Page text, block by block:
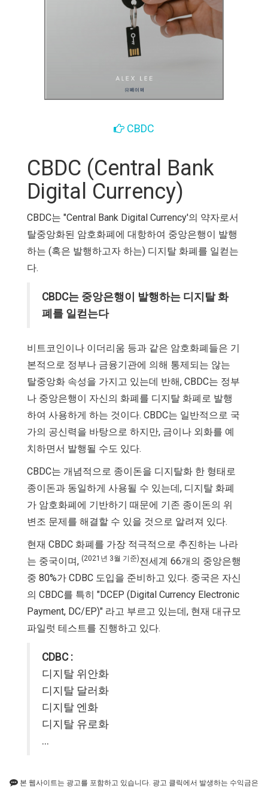
CBDC
CBDC (Central Bank
Digital Currency)
CBDC는 "Central Bank Digital Currency'의 약자로서
탈중앙화된 암호화폐에 대항하여 중앙은행이 발행
하는 (혹은 발행하고자 하는) 디지탈 화폐를 일컫는
다.
CBDC는 중앙은행이 발행하는 디지탈 화
폐를 일컫는다
비트코인이나 이더리움 등과 같은 암호화폐들은 기
본적으로 정부나 금융기관에 의해 통제되는 않는
탈중앙화 속성을 가지고 있는데 반해, CBDC는 정부
나 중앙은행이 자신의 화폐를 디지탈 화폐로 발행
하여 사용하게 하는 것이다. CBDC는 일반적으로 국
가의 공신력을 바탕으로 하지만, 금이나 외화를 예
치하면서 발행될 수도 있다.
CBDC는 개념적으로 종이돈을 디지탈화 한 형태로
종이돈과 동일하게 사용될 수 있는데, 디지탈 화폐
가 암호화폐에 기반하기 때문에 기존 종이돈의 위
변조 문제를 해결할 수 있을 것으로 알려져 있다.
현재 CBDC 화폐를 가장 적극적으로 추진하는 나라
는 중국이며, (2021년 3월 기준)전세계 66개의 중앙은행
중 80%가 CDBC 도입을 준비하고 있다. 중국은 자신
의 CBDC를 특히 "DCEP (Digital Currency Electronic
Payment, DC/EP)" 라고 부르고 있는데, 현재 대규모
파일럿 테스트를 진행하고 있다.
CDBC :
디지탈 위안화
디지탈 달러화
디지탈 엔화
디지탈 유로화
...
본 웹사이트는 광고를 포함하고 있습니다. 광고 클릭에서 발생하는 수익금은